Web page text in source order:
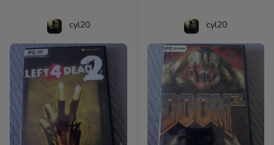
cyl20 cyl20